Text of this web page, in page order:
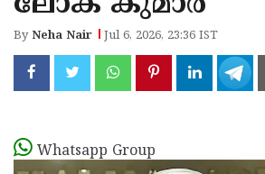
ByNeha Nair Jul 6, 2026, 23:36 IST
Whatsapp Group